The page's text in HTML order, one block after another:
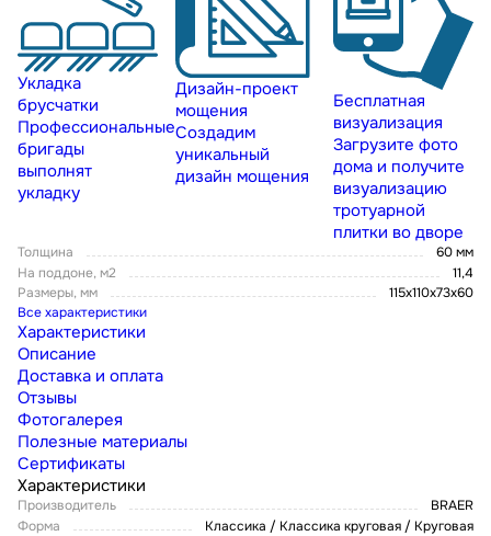
Укладка
брусчатки
Профессиональные
бригады
выполнят
укладку
Дизайн-проект
мощения
Создадим
уникальный
дизайн мощения
Бесплатная
визуализация
Загрузите фото
дома и получите
визуализацию
тротуарной
плитки во дворе
Толщина
60 мм
На поддоне, м2
11,4
Размеры, мм
115х110х73х60
Все характеристики
Характеристики
Описание
Доставка и оплата
Отзывы
Фотогалерея
Полезные материалы
Сертификаты
Характеристики
Производитель
BRAER
Форма
Классика / Классика круговая / Круговая